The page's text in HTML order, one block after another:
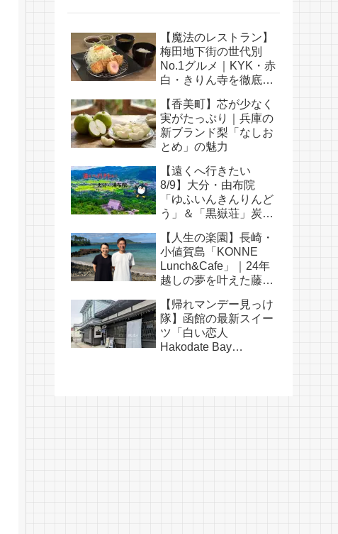
【魔法のレストラン】
梅田地下街の世代別
No.1グルメ｜KYK・赤
白・きりん寺を徹底比
【香美町】芯が少なく
実がたっぷり｜兵庫の
新ブランド梨「なしお
とめ」の魅力
【遠くへ行きたい
8/9】大分・由布院
「ゆふいんきんりんど
う」＆「黒嶽荘」炭酸
【人生の楽園】長崎・
小値賀島「KONNE
Lunch&Cafe」｜24年
越しの夢を叶えた藤田
【帰れマンデー見っけ
隊】函館の最新スイー
ツ「白い恋人
Hakodate Bay